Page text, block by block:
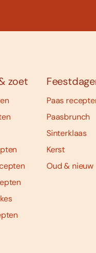
zoet
Paas
Paasbrunch
Sinterklaas
Kerst
Oud & nieuw